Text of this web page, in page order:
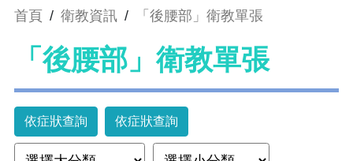
首頁 / 衛教資訊 / 「後腰部」衛教單張
「後腰部」衛教單張
依症狀查詢 依症狀查詢